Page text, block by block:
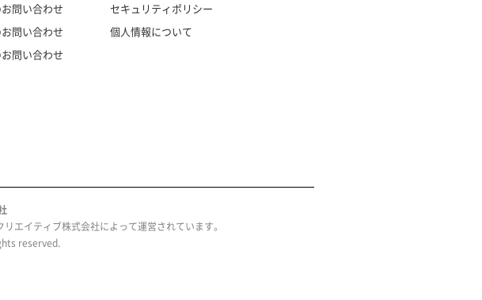
問い合わせ
問い合わせ
問い合わせ
セキュリティポリシー
個人情報について
エイティブ株式会社によって運営されています。
reserved.